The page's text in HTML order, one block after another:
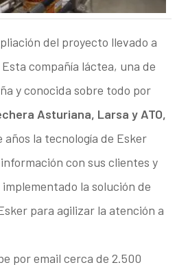
del proyecto llevado a
compañía láctea, una de
y conocida sobre todo por
Asturiana, Larsa y ATO,
la tecnología de Esker
con sus clientes y
la solución de
para agilizar la atención a
por email cerca de 2.500